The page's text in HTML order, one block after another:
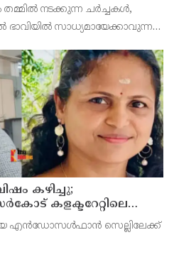
തമ്മില്‍ നടക്കുന്ന ചര്‍ച്ചകള്‍,
ഭാവിയില്‍ സാധ്യമായേക്കാവുന്ന
കഴിച്ചു;
കളക്ടറേറ്റിലെ
എന്‍ഡോസള്‍ഫാന്‍ സെല്ലിലേക്ക്